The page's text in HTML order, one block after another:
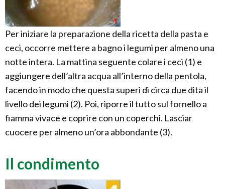
Per iniziare la preparazione della ricetta della pasta e
ceci, occorre mettere a bagno i legumi per almeno una
notte intera. La mattina seguente colare i ceci (1) e
aggiungere dell’altra acqua all’interno della pentola,
facendo in modo che questa superi di circa due dita il
livello dei legumi (2). Poi, riporre il tutto sul fornello a
fiamma vivace e coprire con un coperchi. Lasciar
cuocere per almeno un’ora abbondante (3).
Il condimento